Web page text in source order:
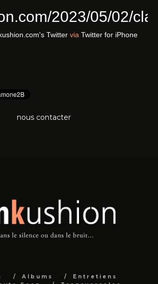
2023/05/02/
Twitter via Twitter for iPhone
nous contacter
Albums
Entretiens